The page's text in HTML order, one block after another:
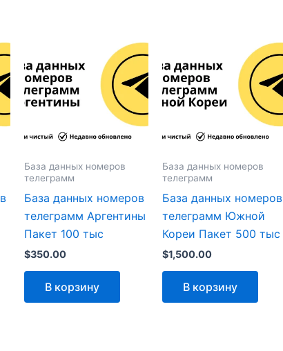
База данных номеров
телеграмм
База данных номеров
телеграмм Аргентины
Пакет 100 тыс
$350.00
В корзину
База данных номеров
телеграмм
База данных номеров
телеграмм Южной
Кореи Пакет 500 тыс
$1,500.00
В корзину